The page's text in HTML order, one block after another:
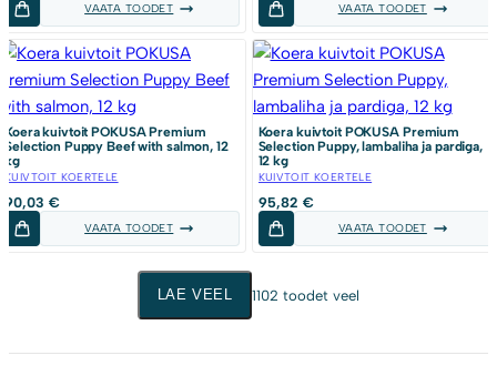
VAATA TOODET VAATA TOODET
Koera kuivtoit POKUSA Premium
Selection Puppy Beef with salmon, 12
kg
KUIVTOIT KOERTELE
90,03 €
VAATA TOODET
Koera kuivtoit POKUSA Premium
Selection Puppy, lambaliha ja pardiga,
12 kg
KUIVTOIT KOERTELE
95,82 €
VAATA TOODET
LAE VEEL 1102 toodet veel